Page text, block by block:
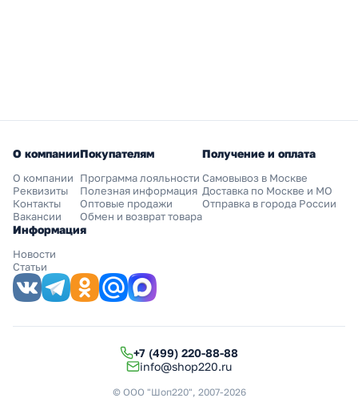
О компании
О компании
Реквизиты
Контакты
Вакансии
Покупателям
Программа лояльности
Полезная информация
Оптовые продажи
Обмен и возврат товара
Получение и оплата
Самовывоз в Москве
Доставка по Москве и МО
Отправка в города России
Информация
Новости
Статьи
+7 (499) 220-88-88
info@shop220.ru
© ООО "Шоп220", 2007-2026